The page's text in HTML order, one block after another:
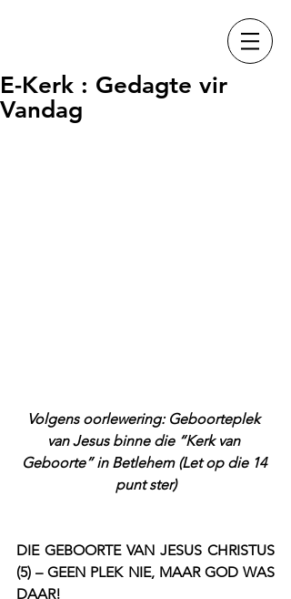
E-Kerk : Gedagte vir
Vandag
Volgens oorlewering: Geboorteplek
van Jesus binne die “Kerk van
Geboorte” in Betlehem (Let op die 14
punt ster)
DIE GEBOORTE VAN JESUS CHRISTUS
(5) – GEEN PLEK NIE, MAAR GOD WAS
DAAR!